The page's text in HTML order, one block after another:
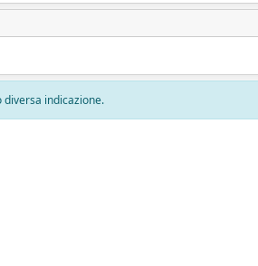
indicazione.